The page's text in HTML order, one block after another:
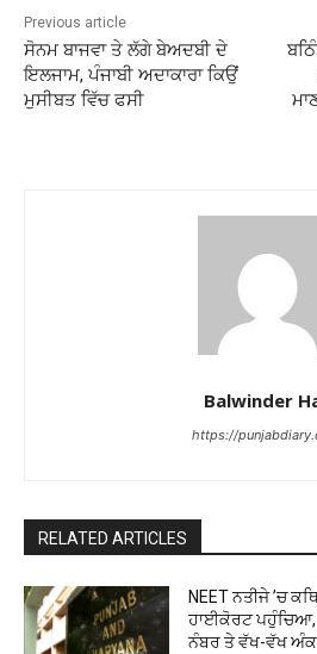
Previous article
ਸੋਨਮ ਬਾਜਵਾ ਤੇ ਲੱਗੇ ਬੇਅਦਬੀ ਦੇ
ਇਲਜਾਮ, ਪੰਜਾਬੀ ਅਦਾਕਾਰਾ ਕਿਉਂ
ਮੁਸੀਬਤ ਵਿੱਚ ਫਸੀ
Balwinder
https://
RELATED ARTICLES
NEET ਨਤੀਜੇ ’ਚ
ਹਾਈਕੋਰਟ
ਨੰਬਰ ਤੇ ਵੱਖ-ਵੱਖ